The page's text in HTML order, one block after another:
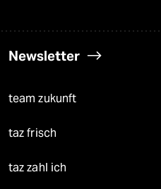
Newsletter
team zukunft
taz frisch
taz zahl ich